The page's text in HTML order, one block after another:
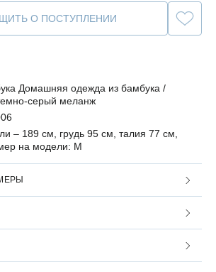
О ПОСТУПЛЕНИИ
Домашняя одежда из бамбука /
серый меланж
– 189 см, грудь 95 см, талия 77 см,
на модели: M